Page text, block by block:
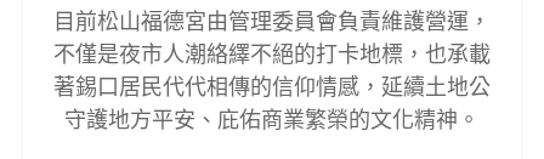
目前松山福德宮由管理委員會負責維護營運，
不僅是夜市人潮絡繹不絕的打卡地標，也承載
著錫口居民代代相傳的信仰情感，延續土地公
守護地方平安、庇佑商業繁榮的文化精神。